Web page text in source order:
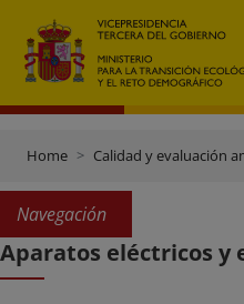
Home Calidad y evaluación
Navegación
Aparatos eléctricos y